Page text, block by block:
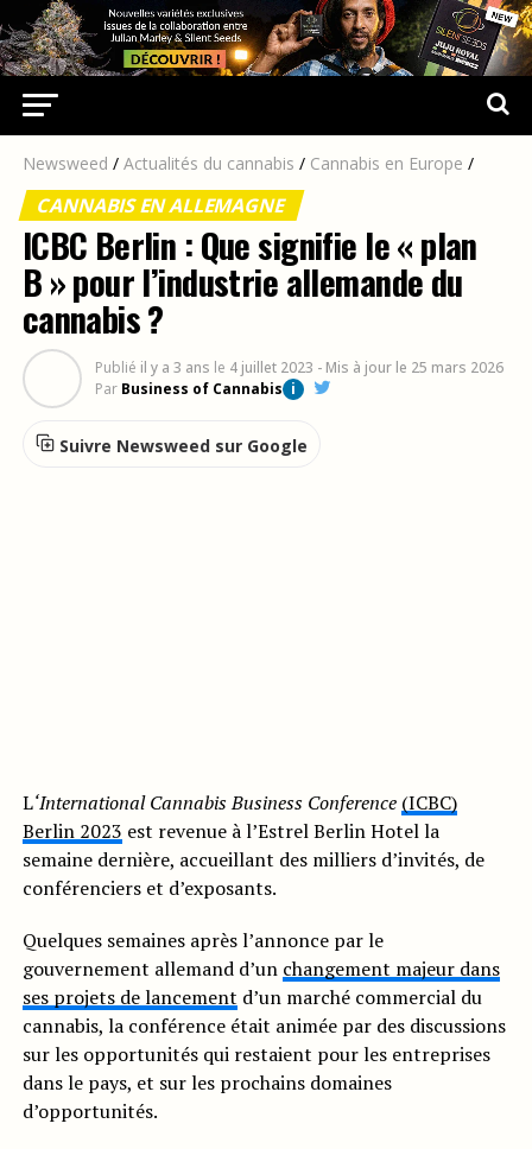
Newsweed / Actualités du cannabis / Cannabis en Europe /
CANNABIS EN ALLEMAGNE
ICBC Berlin : Que signifie le « plan
B » pour l’industrie allemande du
cannabis ?
Publié il y a 3 ans le 4 juillet 2023 - Mis à jour le 25 mars 2026
Par Business of Cannabis i
Suivre Newsweed sur Google
L‘International Cannabis Business Conference (ICBC)
Berlin 2023 est revenue à l’Estrel Berlin Hotel la
semaine dernière, accueillant des milliers d’invités, de
conférenciers et d’exposants.
Quelques semaines après l’annonce par le
gouvernement allemand d’un changement majeur dans
ses projets de lancement d’un marché commercial du
cannabis, la conférence était animée par des discussions
sur les opportunités qui restaient pour les entreprises
dans le pays, et sur les prochains domaines
d’opportunités.